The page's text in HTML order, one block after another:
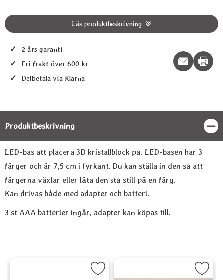
Läs produktbeskrivning
✓ 2 års garanti
✓ Fri frakt över 600 kr
✓ Delbetala via Klarna
Print
Produktbeskrivning
Produktbeskrivning
LED-bas att placera 3D kristallblock på. LED-basen har 3
färger och är 7,5 cm i fyrkant. Du kan ställa in den så att
färgerna växlar eller låta den stå still på en färg.
Kan drivas både med adapter och batteri.
3 st AAA batterier ingår, adapter kan köpas till.
Markera LED-bas med 15 lampor, silver som favorit
Markera LED-bas